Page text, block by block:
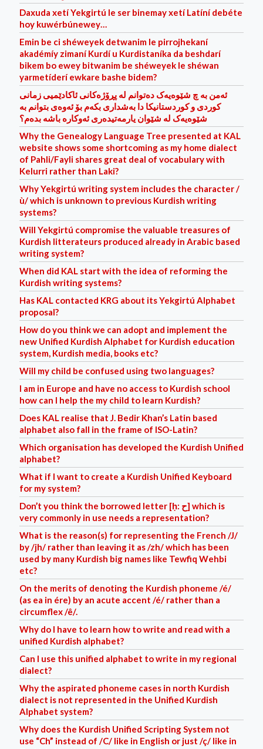
Daxuda xetí Yekgirtú le ser binemay xetí Latíní debéte
hoy kuwérbúnewey…
Emin be ci shéweyek detwanim le pirrojhekaní
akadémíy zimaní Kurdí u Kurdistaníka da beshdarí
bikem bo ewey bitwanim be shéweyek le shéwan
yarmetíder‌í ewkare bashe bidem?
ئه‌من به‌ چ شێوه‌یه‌ک ده‌توانم له‌ پڕۆژه‌کانی ئاکادێمیی زمانی
کوردی و کوردستانیکا دا به‌شداری بکه‌م بۆ ئه‌وه‌ی بتوانم به‌
شێوه‌یه‌ک له‌ شێوان یارمه‌تیده‌ر‌ی ئه‌وکاره‌ باشه‌ بده‌م؟
Why the Genealogy Language Tree presented at KAL
website shows some shortcoming as my home dialect
of Pahli/Fayli shares great deal of vocabulary with
Kelurri rather than Laki?
Why Yekgirtú writing system includes the character /
ù/ which is unknown to previous Kurdish writing
systems?
Will Yekgirtú compromise the valuable treasures of
Kurdish litterateurs produced already in Arabic based
writing system?
When did KAL start with the idea of reforming the
Kurdish writing systems?
Has KAL contacted KRG about its Yekgirtú Alphabet
proposal?
How do you think we can adopt and implement the
new Unified Kurdish Alphabet for Kurdish education
system, Kurdish media, books etc?
Will my child be confused using two languages?
I am in Europe and have no access to Kurdish school
how can I help the my child to learn Kurdish?
Does KAL realise that J. Bedir Khan’s Latin based
alphabet also fall in the frame of ISO-Latin?
Which organisation has developed the Kurdish Unified
alphabet?
What if I want to create a Kurdish Unified Keyboard
for my system?
Don’t you think the borrowed letter [ḥ: ح] which is
very commonly in use needs a representation?
What is the reason(s) for representing the French /J/
by /jh/ rather than leaving it as /zh/ which has been
used by many Kurdish big names like Tewfiq Wehbi
etc?
On the merits of denoting the Kurdish phoneme /é/
(as ea in ére) by an acute accent /é/ rather than a
circumflex /ê/.
Why do I have to learn how to write and read with a
unified Kurdish alphabet?
Can I use this unified alphabet to write in my regional
dialect?
Why the aspirated phoneme cases in north Kurdish
dialect is not represented in the Unified Kurdish
Alphabet system?
Why does the Kurdish Unified Scripting System not
use “Ch” instead of /C/ like in English or just /ç/ like in